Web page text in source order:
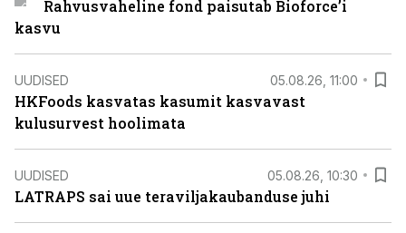
Rahvusvaheline fond paisutab Bioforce’i
kasvu
UUDISED 05.08.26, 11:00
HKFoods kasvatas kasumit kasvavast
kulusurvest hoolimata
UUDISED 05.08.26, 10:30
LATRAPS sai uue teraviljakaubanduse juhi